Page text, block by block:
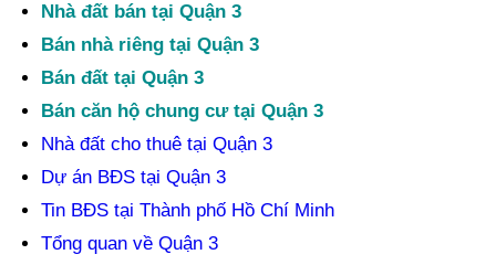
Nhà đất bán tại Quận 3
Bán nhà riêng tại Quận 3
Bán đất tại Quận 3
Bán căn hộ chung cư tại Quận 3
Nhà đất cho thuê tại Quận 3
Dự án BĐS tại Quận 3
Tin BĐS tại Thành phố Hồ Chí Minh
Tổng quan về Quận 3